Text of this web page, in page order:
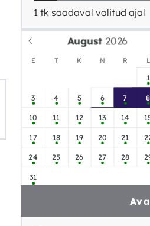
1 tk saadaval valitud ajal
August
E T K N R L
1
3 4 5 6 7 8
10 11 12 13 14
17 18 19 20 21
24 25 26 27 28
31